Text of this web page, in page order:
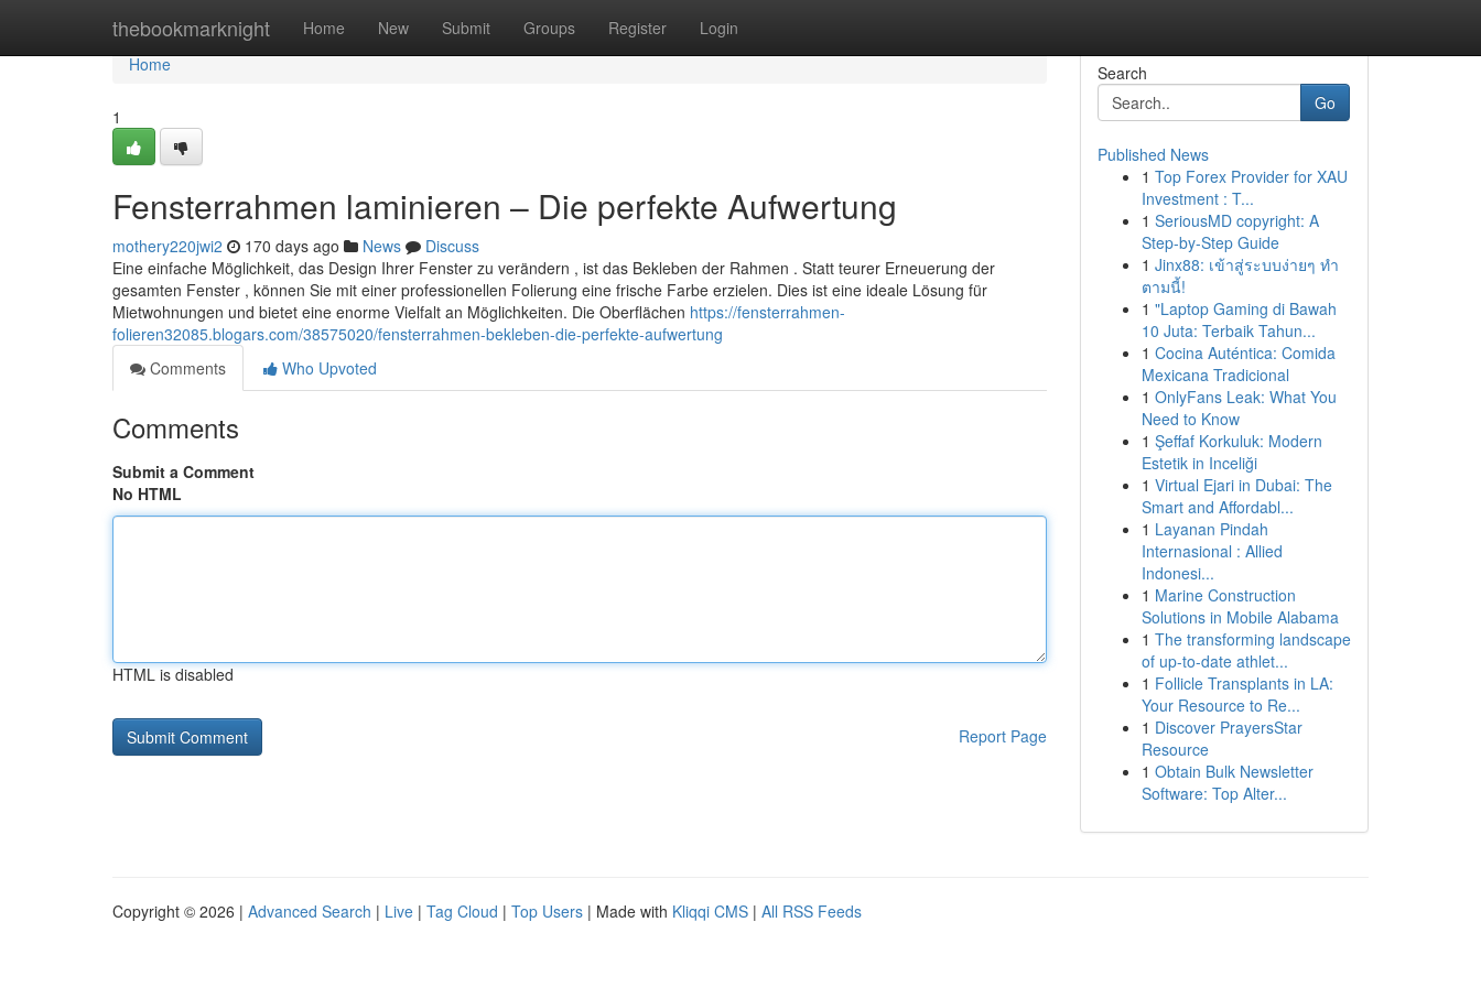
thebookmarknight Home New Submit Groups Register Login
Home
Home
1
Fensterrahmen laminieren – Die perfekte Aufwertung
mothery220jwi2 170 days ago News
Discuss
Eine einfache Möglichkeit, das Design Ihrer Fenster zu verändern , ist das Bekleben der Rahmen . Statt teurer Erneuerung der
gesamten Fenster , können Sie mit einer professionellen Folierung eine frische Farbe erzielen. Dies ist eine ideale Lösung für
Mietwohnungen und bietet eine enorme Vielfalt an Möglichkeiten. Die Oberflächen https://fensterrahmen-
folieren32085.blogars.com/38575020/fensterrahmen-bekleben-die-perfekte-aufwertung
Comments
Who Upvoted
Comments
Submit a Comment
No HTML
HTML is disabled
Report Page
Search
Go
Published News
1 Top Forex Provider for XAU
Investment : T...
1 SeriousMD copyright: A
Step-by-Step Guide
1 Jinx88: เข้าสู่ระบบง่ายๆ ทำ
ตามนี้!
1 "Laptop Gaming di Bawah
10 Juta: Terbaik Tahun...
1 Cocina Auténtica: Comida
Mexicana Tradicional
1 OnlyFans Leak: What You
Need to Know
1 Şeffaf Korkuluk: Modern
Estetik in Inceliği
1 Virtual Ejari in Dubai: The
Smart and Affordabl...
1 Layanan Pindah
Internasional : Allied
Indonesi...
1 Marine Construction
Solutions in Mobile Alabama
1 The transforming landscape
of up-to-date athlet...
1 Follicle Transplants in LA:
Your Resource to Re...
1 Discover PrayersStar
Resource
1 Obtain Bulk Newsletter
Software: Top Alter...
Copyright © 2026 | Advanced Search | Live | Tag Cloud | Top Users | Made with Kliqqi CMS | All RSS Feeds